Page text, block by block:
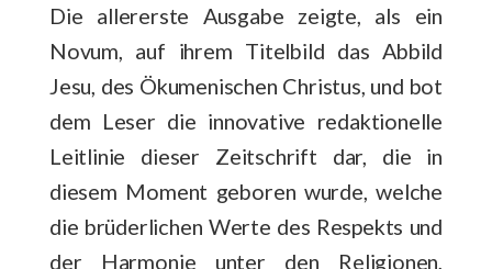
Die allererste Ausgabe zeigte, als ein
Novum, auf ihrem Titelbild das Abbild
Jesu, des Ökumenischen Christus, und bot
dem Leser die innovative redaktionelle
Leitlinie dieser Zeitschrift dar, die in
diesem Moment geboren wurde, welche
die brüderlichen Werte des Respekts und
der Harmonie unter den Religionen,